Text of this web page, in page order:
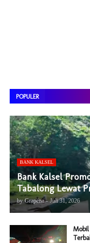
POPULER
BANK KALSEL
Bank Kalsel
Tabalong Lewat
by Grapena - Juli 31, 2026
Mobil